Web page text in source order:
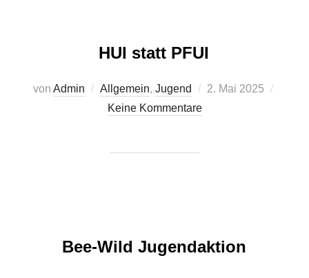
HUI statt PFUI
von Admin Allgemein, Jugend
Veröffentlicht
2. Mai 2025
Keine Kommentare
Bee-Wild Jugendaktion